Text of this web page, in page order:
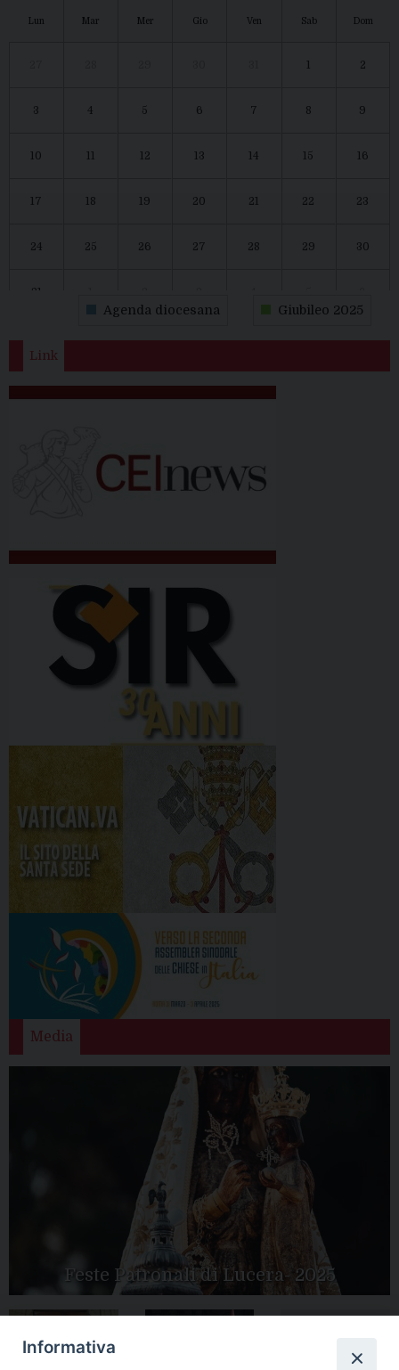
Lun Mar Mer Gio Ven Sab Dom
2
3 4 5 6 7 8 9
10 12 13 14 15 16
17 18 19 20 21 22 23
24 25 26 27 28 29 30
31
Agenda diocesana Giubileo 2025
Link
Media
Feste Patronali di Lucera- 2025
Tutte le gallery
Informativa